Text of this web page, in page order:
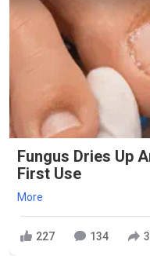
Fungus Dries Up
First Use
More
227 134